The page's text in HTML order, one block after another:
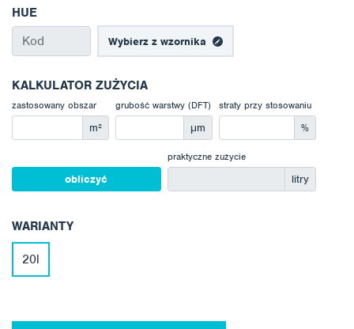
HUE
Wybierz z wzornika
KALKULATOR ZUŻYCIA
zastosowany obszar
m²
grubość warstwy (DFT)
μm
straty przy stosowaniu
%
obliczyć
praktyczne zużycie
litry
WARIANTY
20l